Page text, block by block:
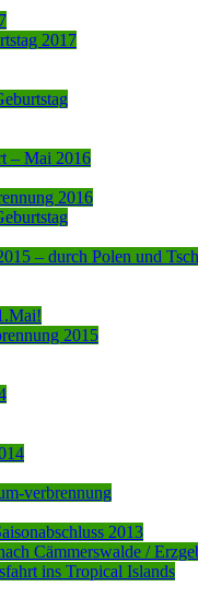
2017
– Mai 2016
2016
– durch Polen und
2015
verbrennung
2013
Cämmerswalde /
ins Tropical Islands